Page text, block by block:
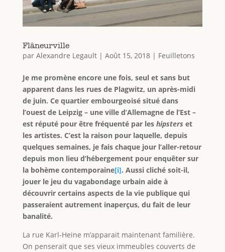
Flâneurville
par Alexandre Legault| Août 15, 2018| Feuilletons
Je me promène encore une fois, seul et sans but
apparent dans les rues de Plagwitz, un après-midi
de juin. Ce quartier embourgeoisé situé dans
l’ouest de Leipzig – une ville d’Allemagne de l’Est –
est réputé pour être fréquenté par les hipsters et
les artistes. C’est la raison pour laquelle, depuis
quelques semaines, je fais chaque jour l’aller-retour
depuis mon lieu d’hébergement pour enquêter sur
la bohème contemporaine[i]. Aussi cliché soit-il,
jouer le jeu du vagabondage urbain aide à
découvrir certains aspects de la vie publique qui
passeraient autrement inaperçus, du fait de leur
banalité.
La rue Karl-Heine m’apparait maintenant familière.
On penserait que ses vieux immeubles couverts de